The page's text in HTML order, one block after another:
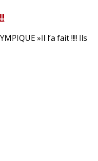
»Il l’a fait !!!! Ils